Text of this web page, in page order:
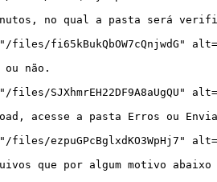
no qual a pasta será
fi65kBukQbOW7cQnjwdG"
não.
SJXhmrEH22DF9A8aUgQU"
acesse a pasta Erros ou
ezpuGPcBglxdKO3WpHj7"
que por algum motivo abaixo